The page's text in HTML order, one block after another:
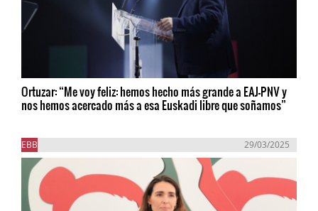
Ortuzar: “Me voy feliz: hemos hecho más grande a EAJ-PNV y
nos hemos acercado más a esa Euskadi libre que soñamos”
EBB 29/03/2025